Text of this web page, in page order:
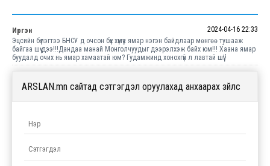
Иргэн
2024-04-16 22:33
Эцсийн бүлэгтээ БНСУ д очсон бүх хүмүүс ямар нэгэн байдлаар мөнгөө тушааж
байгаа шүү дээ!!!Дандаа манай Монголчуудыг дээрэлхэж байх юм!!! Хаана ямар
буудалд очих нь ямар хамаатай юм? Гудамжинд хонохгүй л лавтай шүү!’
ARSLAN.mn сайтад сэтгэгдэл оруулахад анхаарах зүйлс